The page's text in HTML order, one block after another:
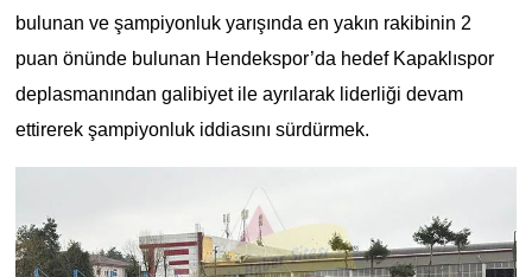
bulunan ve şampiyonluk yarışında en yakın rakibinin 2
puan önünde bulunan Hendekspor’da hedef Kapaklıspor
deplasmanından galibiyet ile ayrılarak liderliği devam
ettirerek şampiyonluk iddiasını sürdürmek.